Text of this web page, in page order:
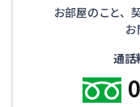
お部屋のこと、
お
通話